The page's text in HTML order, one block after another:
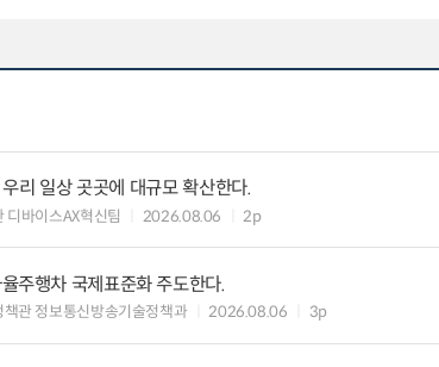
리 일상 곳곳에 대규모 확산한다.
디바이스AX혁신팀 2026.08.06 2p
주행차 국제표준화 주도한다.
관 정보통신방송기술정책과 2026.08.06 3p